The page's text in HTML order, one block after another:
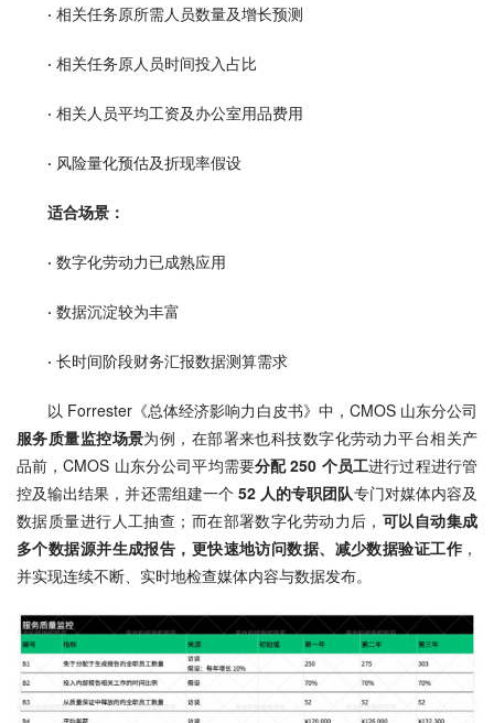
· 相关任务原所需人员数量及增长预测
· 相关任务原人员时间投入占比
· 相关人员平均工资及办公室用品费用
· 风险量化预估及折现率假设
适合场景：
· 数字化劳动力已成熟应用
· 数据沉淀较为丰富
· 长时间阶段财务汇报数据测算需求
以 Forrester《总体经济影响力白皮书》中，CMOS 山东分公司
服务质量监控场景为例，在部署来也科技数字化劳动力平台相关产
品前，CMOS 山东分公司平均需要分配 250 个员工进行过程进行管
控及输出结果，并还需组建一个 52 人的专职团队专门对媒体内容及
数据质量进行人工抽查；而在部署数字化劳动力后， 可以自动集成
多个数据源并生成报告，更快速地访问数据、减少数据验证工作 ，
并实现连续不断、实时地检查媒体内容与数据发布。